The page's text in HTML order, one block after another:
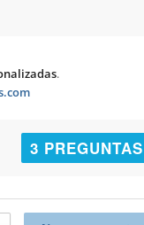
.
3 PREGUNTAS